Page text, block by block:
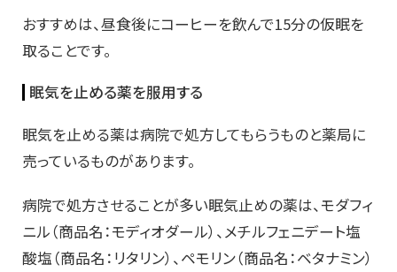
おすすめは、昼食後にコーヒーを飲んで15分の仮眠を
取ることです。
眠気を止める薬を服用する
眠気を止める薬は病院で処方してもらうものと薬局に
売っているものがあります。
病院で処方させることが多い眠気止めの薬は、モダフィ
ニル（商品名：モディオダール）、メチルフェニデート塩
酸塩（商品名：リタリン）、ペモリン（商品名：ベタナミン）